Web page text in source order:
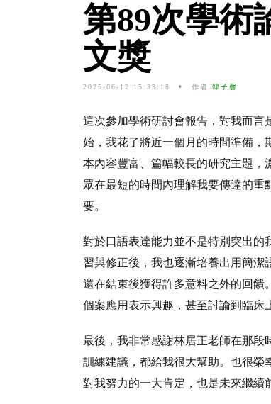
第89次學術
文獎
2025-06-12 15:33:18 作者 韓子馨
這次參加學術研討會報告，對我而言
始，我花了將近一個月的時間準備，
本內容豐富、篇幅較長的研究主題，
眾在最短的時間內理解我要傳達的
要。
對於口語表達能力並不是特別突出的
習與修正後，我也逐漸培養出用簡潔
還在結束後獲得許多意料之外的回饋
個案應用表示興趣，甚至討論到臨床
最後，我非常感謝林居正老師在那段
訓練建議，都給我很大幫助。也很榮
對我努力的一大肯定，也是未來繼續